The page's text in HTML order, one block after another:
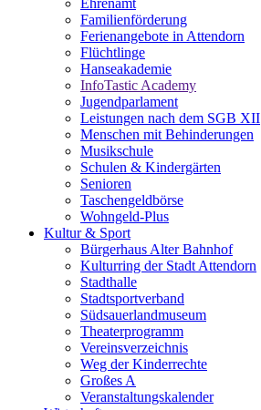
Ehrenamt
Familienförderung
Ferienangebote in Attendorn
Flüchtlinge
Hanseakademie
InfoTastic Academy
Jugendparlament
Leistungen nach dem SGB XII
Menschen mit Behinderungen
Musikschule
Schulen & Kindergärten
Senioren
Taschengeldbörse
Wohngeld-Plus
Kultur & Sport
Bürgerhaus Alter Bahnhof
Kulturring der Stadt Attendorn
Stadthalle
Stadtsportverband
Südsauerlandmuseum
Theaterprogramm
Vereinsverzeichnis
Weg der Kinderrechte
Großes A
Veranstaltungskalender